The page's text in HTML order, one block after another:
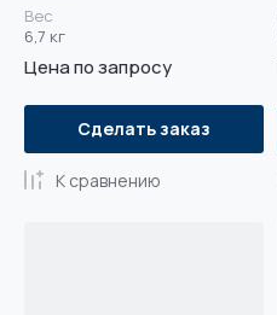
Вес
6,7 кг
Цена по запросу
Сделать заказ
К сравнению